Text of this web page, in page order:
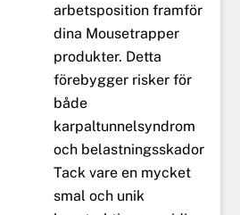
arbetsposition framför
dina Mousetrapper
produkter. Detta
förebygger risker för
både
karpaltunnelsyndrom
och belastningsskador
Tack vare en mycket
smal och unik